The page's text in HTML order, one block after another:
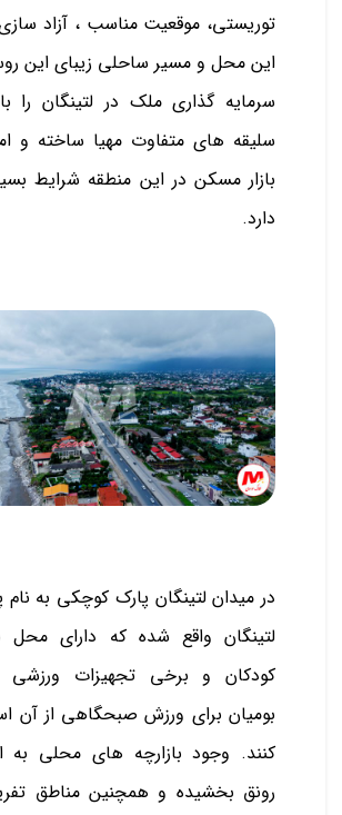
توریستی، موقعیت مناسب ، آزاد
این محل و مسیر ساحلی زیبای این
سرمایه گذاری ملک در لتینگان را
سلیقه ‌های متفاوت مهیا ساخته و
بازار مسکن در این منطقه شرایط
دارد.
در میدان لتینگان پارک کوچکی به
لتینگان واقع شده که دارای محل
کودکان و برخی تجهیزات ورزشی
بومیان برای ورزش صبحگاهی از آن
کنند. وجود بازارچه ‌های محلی به
رونق بخشیده و همچنین مناطق